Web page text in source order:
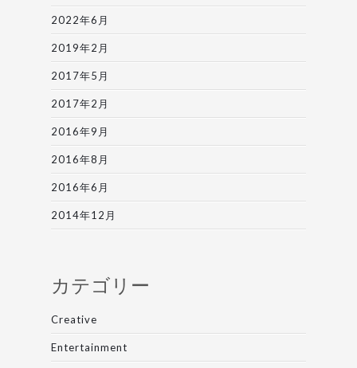
2022年6月
2019年2月
2017年5月
2017年2月
2016年9月
2016年8月
2016年6月
2014年12月
カテゴリー
Creative
Entertainment